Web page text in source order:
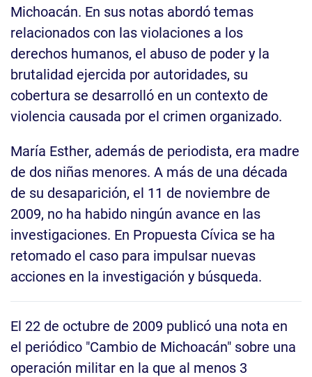
Michoacán. En sus notas abordó temas
relacionados con las violaciones a los
derechos humanos, el abuso de poder y la
brutalidad ejercida por autoridades, su
cobertura se desarrolló en un contexto de
violencia causada por el crimen organizado.
María Esther, además de periodista, era madre
de dos niñas menores. A más de una década
de su desaparición, el 11 de noviembre de
2009, no ha habido ningún avance en las
investigaciones. En Propuesta Cívica se ha
retomado el caso para impulsar nuevas
acciones en la investigación y búsqueda.
El 22 de octubre de 2009 publicó una nota en
el periódico "Cambio de Michoacán" sobre una
operación militar en la que al menos 3